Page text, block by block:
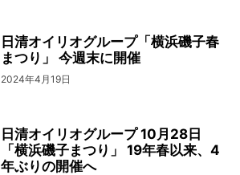
日清オイリオグループ「横浜磯子春
まつり」 今週末に開催
2024年4月19日
日清オイリオグループ 10月28日
「横浜磯子まつり」 19年春以来、4
年ぶりの開催へ